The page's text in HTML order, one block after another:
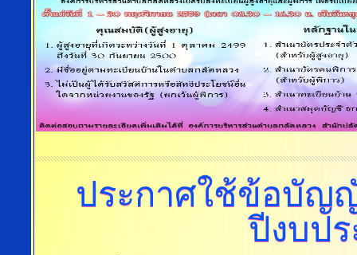
ประกาศใช้ข้อบัญ
ปีงบป